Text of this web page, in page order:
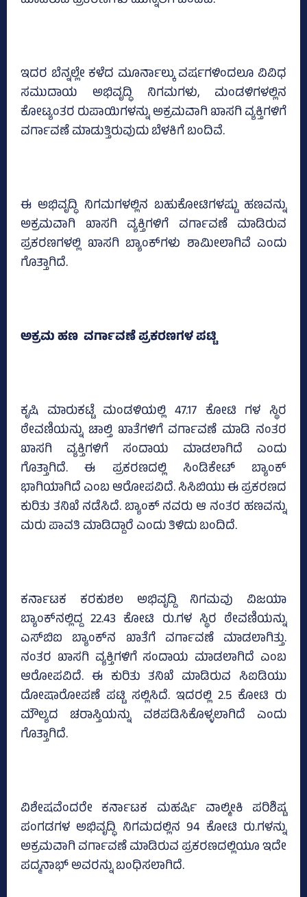
ಇದರ ಬೆನ್ನಲ್ಲೇ ಕಳೆದ ಮೂರ್ನಾಲ್ಕು ವರ್ಷಗಳಿಂದಲೂ ವಿವಿಧ
ಸಮುದಾಯ ಅಭಿವೃದ್ಧಿ ನಿಗಮಗಳು, ಮಂಡಳಿಗಳಲ್ಲಿನ
ಕೋಟ್ಯಂತರ ರುಪಾಯಿಗಳನ್ನು ಅಕ್ರಮವಾಗಿ ಖಾಸಗಿ ವ್ಯಕ್ತಿಗಳಿಗೆ
ವರ್ಗಾವಣೆ ಮಾಡುತ್ತಿರುವುದು ಬೆಳಕಿಗೆ ಬಂದಿವೆ.
ಈ ಅಭಿವೃದ್ಧಿ ನಿಗಮಗಳಲ್ಲಿನ ಬಹುಕೋಟಿಗಳಷ್ಟು ಹಣವನ್ನು
ಅಕ್ರಮವಾಗಿ ಖಾಸಗಿ ವ್ಯಕ್ತಿಗಳಿಗೆ ವರ್ಗಾವಣೆ ಮಾಡಿರುವ
ಪ್ರಕರಣಗಳಲ್ಲಿ ಖಾಸಗಿ ಬ್ಯಾಂಕ್‌ಗಳು ಶಾಮೀಲಾಗಿವೆ ಎಂದು
ಗೊತ್ತಾಗಿದೆ.
ಅಕ್ರಮ ಹಣ ವರ್ಗಾವಣೆ ಪ್ರಕರಣಗಳ ಪಟ್ಟಿ
ಕೃಷಿ ಮಾರುಕಟ್ಟೆ ಮಂಡಳಿಯಲ್ಲಿ 47.17 ಕೋಟಿ ಗಳ ಸ್ಥಿರ
ಠೇವಣಿಯನ್ನು ಚಾಲ್ತಿ ಖಾತೆಗಳಿಗೆ ವರ್ಗಾವಣೆ ಮಾಡಿ ನಂತರ
ಖಾಸಗಿ ವ್ಯಕ್ತಿಗಳಿಗೆ ಸಂದಾಯ ಮಾಡಲಾಗಿದೆ ಎಂದು
ಗೊತ್ತಾಗಿದೆ. ಈ ಪ್ರಕರಣದಲ್ಲಿ ಸಿಂಡಿಕೇಟ್‌ ಬ್ಯಾಂಕ್‌
ಭಾಗಿಯಾಗಿದೆ ಎಂಬ ಆರೋಪವಿದೆ. ಸಿಸಿಬಿಯು ಈ ಪ್ರಕರಣದ
ಕುರಿತು ತನಿಖೆ ನಡೆಸಿದೆ. ಬ್ಯಾಂಕ್‌ ನವರು ಆ ನಂತರ ಹಣವನ್ನು
ಮರು ಪಾವತಿ ಮಾಡಿದ್ದಾರೆ ಎಂದು ತಿಳಿದು ಬಂದಿದೆ.
ಕರ್ನಾಟಕ ಕರಕುಶಲ ಅಭಿವೃದ್ದಿ ನಿಗಮವು ವಿಜಯಾ
ಬ್ಯಾಂಕ್‌ನಲ್ಲಿದ್ದ 22.43 ಕೋಟಿ ರು.ಗಳ ಸ್ಥಿರ ಠೇವಣಿಯನ್ನು
ಎಸ್‌ಬಿಐ ಬ್ಯಾಂಕ್‌ನ ಖಾತೆಗೆ ವರ್ಗಾವಣೆ ಮಾಡಲಾಗಿತ್ತು.
ನಂತರ ಖಾಸಗಿ ವ್ಯಕ್ತಿಗಳಿಗೆ ಸಂದಾಯ ಮಾಡಲಾಗಿದೆ ಎಂಬ
ಆರೋಪವಿದೆ. ಈ ಕುರಿತು ತನಿಖೆ ಮಾಡಿರುವ ಸಿಐಡಿಯು
ದೋಷಾರೋಪಣೆ ಪಟ್ಟಿ ಸಲ್ಲಿಸಿದೆ. ಇದರಲ್ಲಿ 2.5 ಕೋಟಿ ರು
ಮೌಲ್ಯದ ಚರಾಸ್ತಿಯನ್ನು ವಶಪಡಿಸಿಕೊಳ್ಳಲಾಗಿದೆ ಎಂದು
ಗೊತ್ತಾಗಿದೆ.
ವಿಶೇಷವೆಂದರೇ ಕರ್ನಾಟಕ ಮಹರ್ಷಿ ವಾಲ್ಮೀಕಿ ಪರಿಶಿಷ್ಟ
ಪಂಗಡಗಳ ಅಭಿವೃದ್ಧಿ ನಿಗಮದಲ್ಲಿನ 94 ಕೋಟಿ ರು.ಗಳನ್ನು
ಅಕ್ರಮವಾಗಿ ವರ್ಗಾವಣೆ ಮಾಡಿರುವ ಪ್ರಕರಣದಲ್ಲಿಯೂ ಇದೇ
ಪದ್ಮನಾಭ್‌ ಅವರನ್ನು ಬಂಧಿಸಲಾಗಿದೆ.